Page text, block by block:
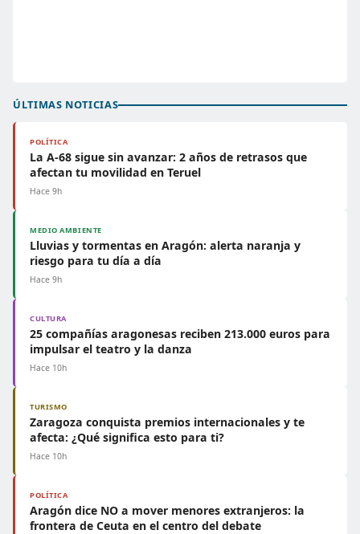
ÚLTIMAS NOTICIAS
POLÍTICA
La A-68 sigue sin avanzar: 2 años de retrasos que
afectan tu movilidad en Teruel
Hace 9h
MEDIO AMBIENTE
Lluvias y tormentas en Aragón: alerta naranja y
riesgo para tu día a día
Hace 9h
CULTURA
25 compañías aragonesas reciben 213.000 euros para
impulsar el teatro y la danza
Hace 10h
TURISMO
Zaragoza conquista premios internacionales y te
afecta: ¿Qué significa esto para ti?
Hace 10h
POLÍTICA
Aragón dice NO a mover menores extranjeros: la
frontera de Ceuta en el centro del debate